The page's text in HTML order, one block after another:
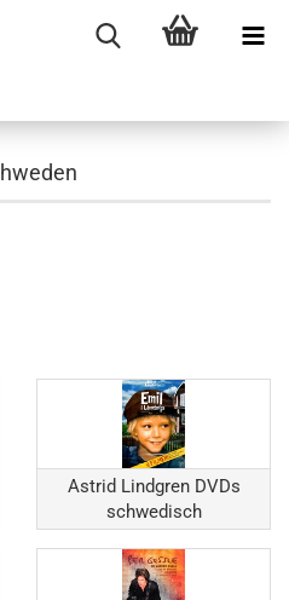
Astrid Lindgren DVDs
schwedisch